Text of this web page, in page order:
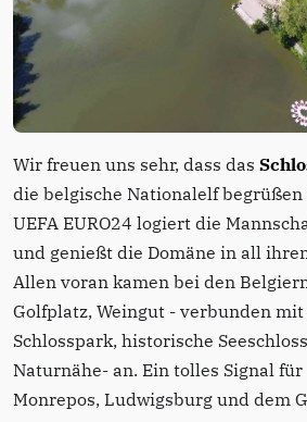
Wir freuen uns sehr, dass das
die belgische Nationalelf
UEFA EURO24 logiert die
und genießt die Domäne in all
Allen voran kamen bei den
Golfplatz, Weingut - verbunden
Schlosspark, historische
Naturnähe- an. Ein tolles Signal für
Monrepos, Ludwigsburg und dem